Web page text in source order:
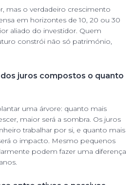
mas o verdadeiro crescimento
em horizontes de 10, 20 ou 30
aliado do investidor. Quem
constrói não só património,
juros compostos o quanto
uma árvore: quanto mais
maior será a sombra. Os juros
trabalhar por si, e quanto mais
o impacto. Mesmo pequenos
podem fazer uma diferença